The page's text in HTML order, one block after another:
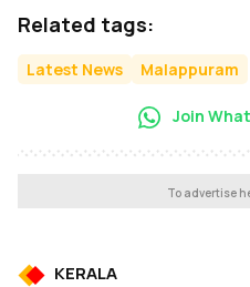
Related tags:
Latest News Malappuram
Join
To advertise
KERALA